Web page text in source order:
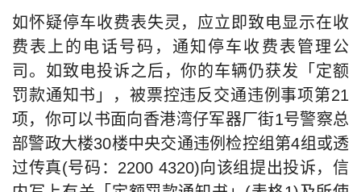
如怀疑停车收费表失灵，应立即致电显示在收
费表上的电话号码，通知停车收费表管理公
司。如致电投诉之后，你的车辆仍获发「定额
罚款通知书」，被票控违反交通违例事项第21
项，你可以书面向香港湾仔军器厂街1号警察总
部警政大楼30楼中央交通违例检控组第4组或透
过传真(号码：2200 4320)向该组提出投诉，信